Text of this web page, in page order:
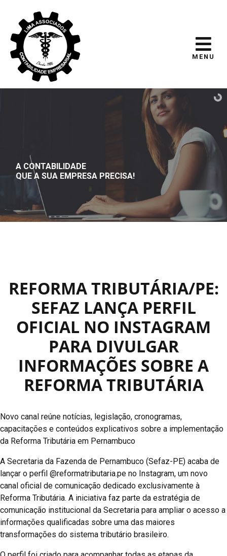
MENU
A CONTABILIDADE
QUE A SUA EMPRESA PRECISA!
REFORMA TRIBUTÁRIA/PE:
SEFAZ LANÇA PERFIL
OFICIAL NO INSTAGRAM
PARA DIVULGAR
INFORMAÇÕES SOBRE A
REFORMA TRIBUTÁRIA
Novo canal reúne notícias, legislação, cronogramas,
capacitações e conteúdos explicativos sobre a implementação
da Reforma Tributária em Pernambuco
A Secretaria da Fazenda de Pernambuco (Sefaz-PE) acaba de
lançar o perfil @reformatributaria.pe no Instagram, um novo
canal oficial de comunicação dedicado exclusivamente à
Reforma Tributária. A iniciativa faz parte da estratégia de
comunicação institucional da Secretaria para ampliar o acesso a
informações qualificadas sobre uma das maiores
transformações do sistema tributário brasileiro.